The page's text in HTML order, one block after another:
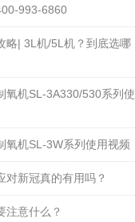
993-6860
略| 3L机/5L机？到底选哪
氧机SL-3A330/530系列使
氧机SL-3W系列使用视频
对新冠真的有用吗？
注意什么？